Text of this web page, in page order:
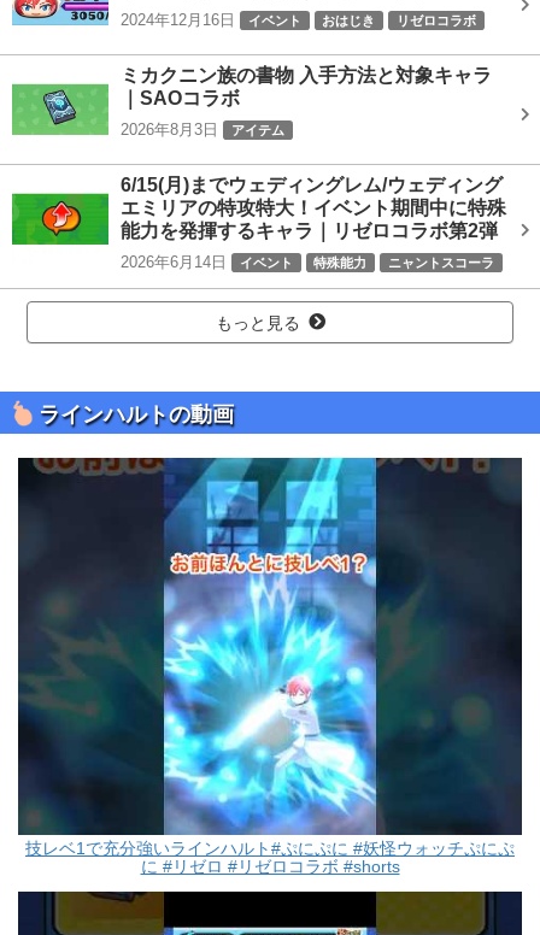
2024年12月16日 イベント おはじき リゼロコラボ
ミカクニン族の書物 入手方法と対象キャラ
｜SAOコラボ
2026年8月3日 アイテム
6/15(月)までウェディングレム/ウェディング
エミリアの特攻特大！イベント期間中に特殊
能力を発揮するキャラ｜リゼロコラボ第2弾
2026年6月14日 イベント 特殊能力 ニャントスコーラ
リゼロコラボ
もっと見る
ラインハルトの動画
技レベ1で充分強いラインハルト#ぷにぷに #妖怪ウォッチぷにぷ
に #リゼロ #リゼロコラボ #shorts